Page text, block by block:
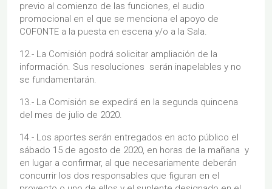
previo al comienzo de las funciones, el audio
promocional en el que se menciona el apoyo de
COFONTE a la puesta en escena y/o a la Sala.
12.- La Comisión podrá solicitar ampliación de la
información. Sus resoluciones serán inapelables y no
se fundamentarán.
13.- La Comisión se expedirá en la segunda quincena
del mes de julio de 2020.
14.- Los aportes serán entregados en acto público el
sábado 15 de agosto de 2020, en horas de la mañana y
en lugar a confirmar, al que necesariamente deberán
concurrir los dos responsables que figuran en el